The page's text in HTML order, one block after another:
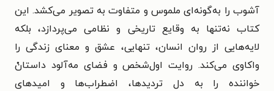
آشوب را به‌گونه‌ای ملموس و متفاوت به تصویر می‌کشد. این
کتاب نه‌تنها به وقایع تاریخی و نظامی می‌پردازد، بلکه
لایه‌هایی از روان انسان، تنهایی، عشق و معنای زندگی را
واکاوی می‌کند. روایت اول‌شخص و فضای مه‌آلود داستانْ
خواننده را به دل تردیدها، اضطراب‌ها و امیدهای